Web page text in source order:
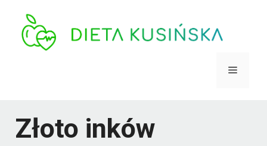
Menu
Złoto inków